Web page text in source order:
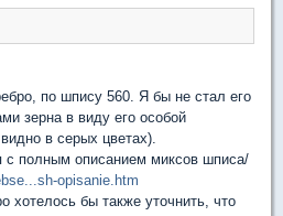
по шпису 560. Я бы не стал его
зерна в виду его особой
в серых цветах).
с полным описанием миксов шписа/
opisanie.htm
хотелось бы также уточнить, что